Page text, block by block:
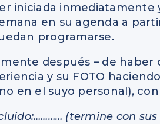
iniciada
en su agenda a
programarse.
después – de
y su FOTO
en el suyo personal),
(termine con